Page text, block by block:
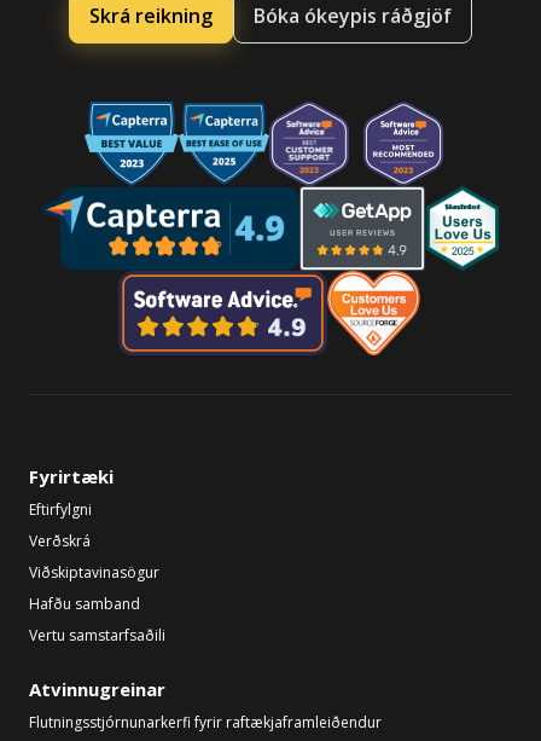
Skrá reikning Bóka ókeypis ráðgjöf
Fyrirtæki
Eftirfylgni
Verðskrá
Viðskiptavinasögur
Hafðu samband
Vertu samstarfsaðili
Atvinnugreinar
Flutningsstjórnunarkerfi fyrir raftækjaframleiðendur